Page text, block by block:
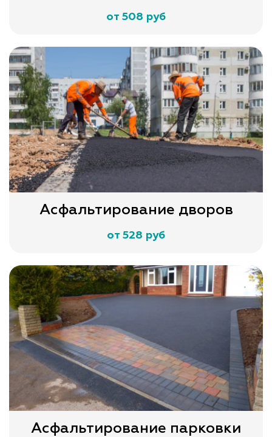
от 508 руб
Асфальтирование дворов
от 528 руб
Асфальтирование парковки